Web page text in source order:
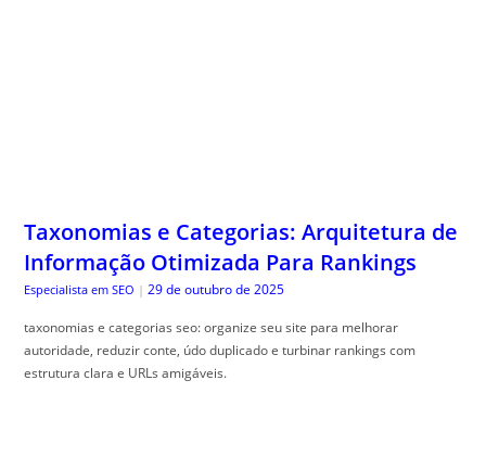
Taxonomias e Categorias: Arquitetura de
Informação Otimizada Para Rankings
Especialista em SEO | 29 de outubro de 2025
taxonomias e categorias seo: organize seu site para melhorar
autoridade, reduzir conte, údo duplicado e turbinar rankings com
estrutura clara e URLs amigáveis.